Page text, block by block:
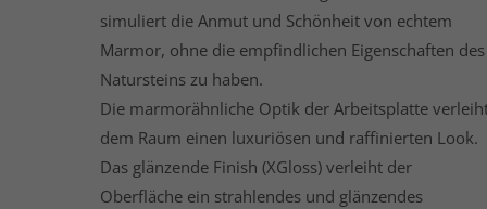
simuliert die Anmut und Schönheit von echtem
Marmor, ohne die empfindlichen Eigenschaften des
Natursteins zu haben.
Die marmorähnliche Optik der Arbeitsplatte
dem Raum einen luxuriösen und raffinierten Look.
Das glänzende Finish (XGloss) verleiht der
Oberfläche ein strahlendes und glänzendes